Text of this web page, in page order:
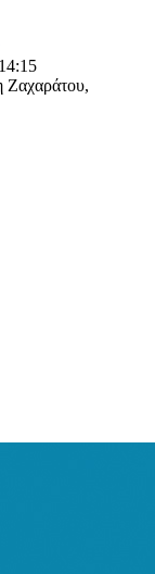
Ζαχαράτου,